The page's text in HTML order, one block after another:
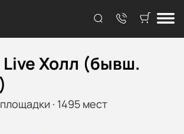
Холл (бывш.
· 1495 мест